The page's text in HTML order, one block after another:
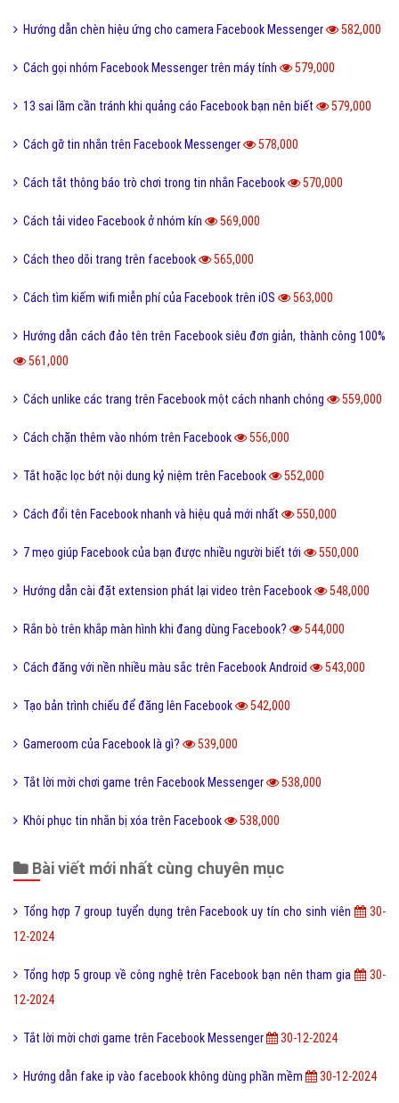
Hướng dẫn chèn hiệu ứng cho camera Facebook Messenger 582,000
Cách gọi nhóm Facebook Messenger trên máy tính 579,000
13 sai lầm cần tránh khi quảng cáo Facebook bạn nên biết 579,000
Cách gỡ tin nhắn trên Facebook Messenger 578,000
Cách tắt thông báo trò chơi trong tin nhắn Facebook 570,000
Cách tải video Facebook ở nhóm kín 569,000
Cách theo dõi trang trên facebook 565,000
Cách tìm kiếm wifi miễn phí của Facebook trên iOS 563,000
Hướng dẫn cách đảo tên trên Facebook siêu đơn giản, thành công 100%
561,000
Cách unlike các trang trên Facebook một cách nhanh chóng 559,000
Cách chặn thêm vào nhóm trên Facebook 556,000
Tắt hoặc lọc bớt nội dung kỷ niệm trên Facebook 552,000
Cách đổi tên Facebook nhanh và hiệu quả mới nhất 550,000
7 mẹo giúp Facebook của bạn được nhiều người biết tới 550,000
Hướng dẫn cài đặt extension phát lại video trên Facebook 548,000
Rắn bò trên khắp màn hình khi đang dùng Facebook? 544,000
Cách đăng với nền nhiều màu sắc trên Facebook Android 543,000
Tạo bản trình chiếu để đăng lên Facebook 542,000
Gameroom của Facebook là gì? 539,000
Tắt lời mời chơi game trên Facebook Messenger 538,000
Khôi phục tin nhắn bị xóa trên Facebook 538,000
Bài viết mới nhất cùng chuyên mục
Tổng hợp 7 group tuyển dụng trên Facebook uy tín cho sinh viên
30-
12-2024
Tổng hợp 5 group về công nghệ trên Facebook bạn nên tham gia
30-
12-2024
Tắt lời mời chơi game trên Facebook Messenger 30-12-2024
Hướng dẫn fake ip vào facebook không dùng phần mềm 30-12-2024